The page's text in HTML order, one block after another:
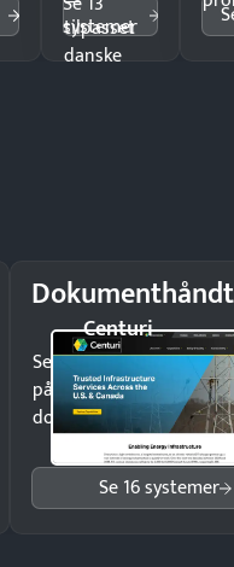
tilpasset
danske
systemer
Centuri
Send kontrakter til
på minutter og mist
dokumenter.
Se 16 systemer